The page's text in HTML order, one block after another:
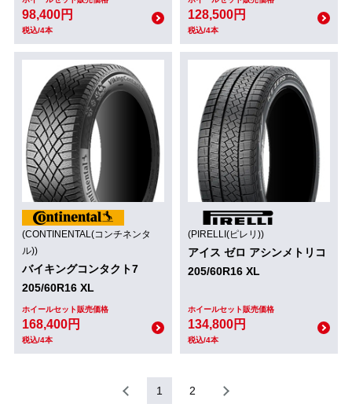
98,400円
税込/4本
128,500円
税込/4本
(CONTINENTAL(コンチネンタ
ル))
バイキングコンタクト7
205/60R16 XL
ホイールセット販売価格
168,400円
税込/4本
(PIRELLI(ピレリ))
アイス ゼロ アシンメトリコ
205/60R16 XL
ホイールセット販売価格
134,800円
税込/4本
1 2